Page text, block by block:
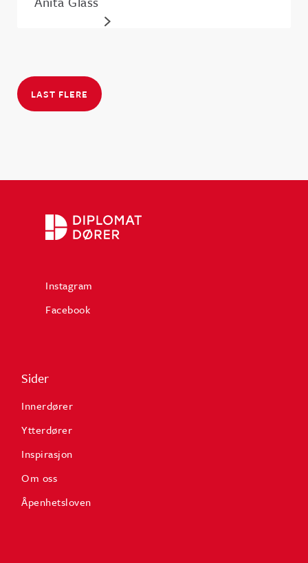
LAST FLERE
Instagram
Facebook
Sider
Innerdører
Ytterdører
Inspirasjon
Om oss
Åpenhetsloven